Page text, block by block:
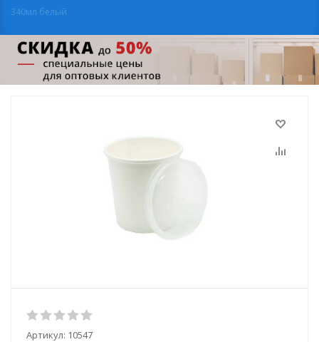
340мл белый
Артикул: 10547